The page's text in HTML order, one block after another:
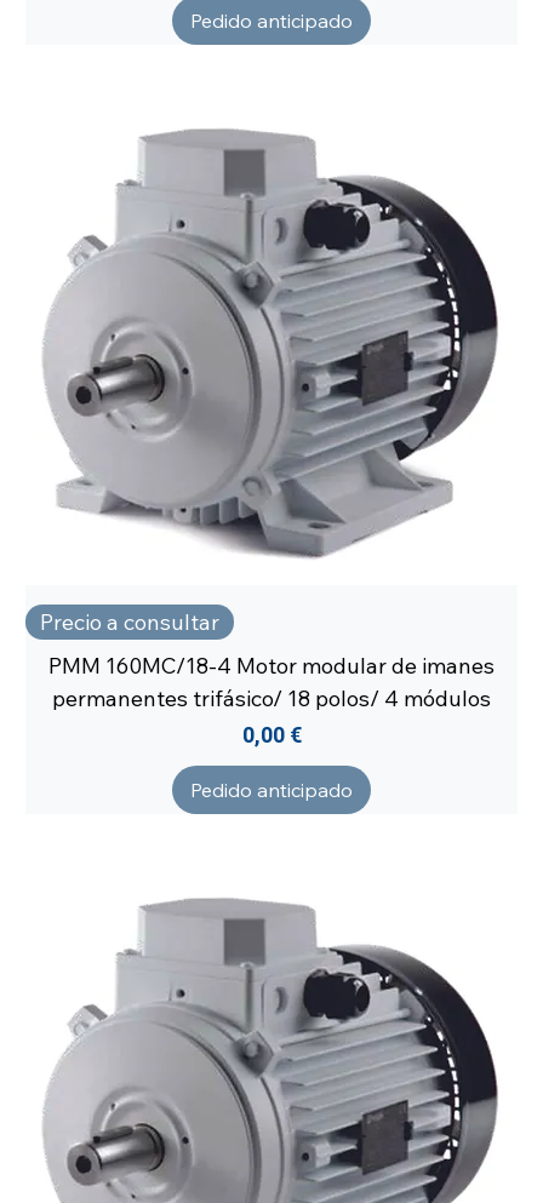
Pedido anticipado
Precio a consultar
PMM 160MC/18-4 Motor modular de imanes
permanentes trifásico/ 18 polos/ 4 módulos
Precio
0,00 €
Pedido anticipado